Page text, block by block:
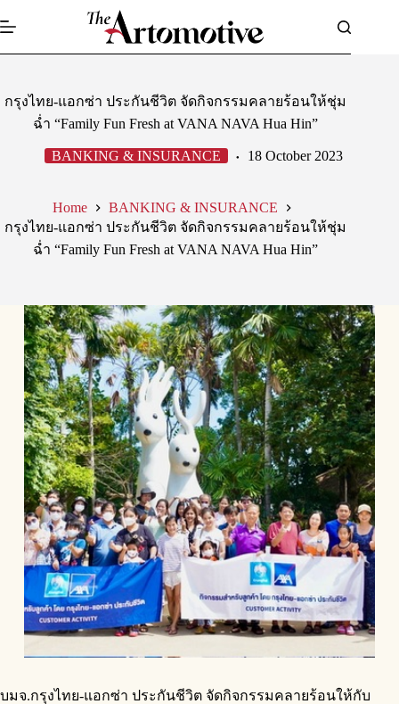
to
กรุงไทย-แอกซ่า ประกันชีวิต จัดกิจกรรมคลายร้อนให้ชุ่ม
ฉ่ำ “Family Fun Fresh at VANA NAVA Hua Hin”
BANKING & INSURANCE 18 October 2023
Home
BANKING & INSURANCE
กรุงไทย-แอกซ่า ประกันชีวิต จัดกิจกรรมคลายร้อนให้ชุ่ม
ฉ่ำ “Family Fun Fresh at VANA NAVA Hua Hin”
บมจ.กรุงไทย-แอกซ่า ประกันชีวิต จัดกิจกรรมคลายร้อนให้กับ